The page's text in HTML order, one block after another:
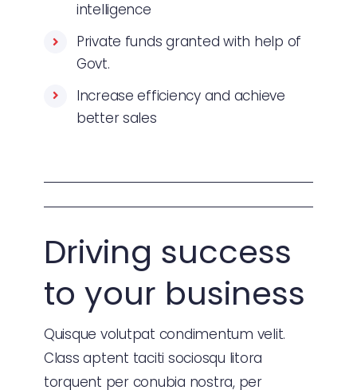
intelligence
Private funds granted with help of
Govt.
Increase efficiency and achieve
better sales
Driving success
to your business
Quisque volutpat condimentum velit.
Class aptent taciti sociosqu litora
torquent per conubia nostra, per